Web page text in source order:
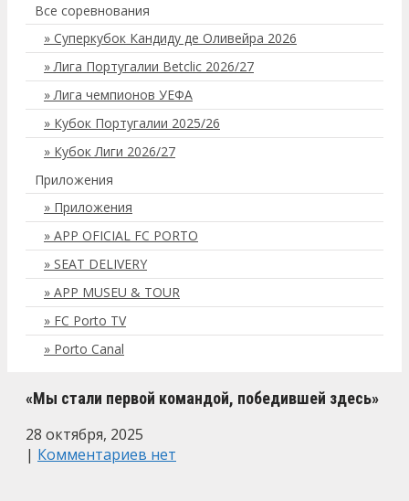
Все соревнования
Суперкубок Кандиду де Оливейра 2026
Лига Португалии Betclic 2026/27
Лига чемпионов УЕФА
Кубок Португалии 2025/26
Кубок Лиги 2026/27
Приложения
Приложения
APP OFICIAL FC PORTO
SEAT DELIVERY
APP MUSEU & TOUR
FC Porto TV
Porto Canal
«Мы стали первой командой, победившей здесь»
28 октября, 2025
| Комментариев нет